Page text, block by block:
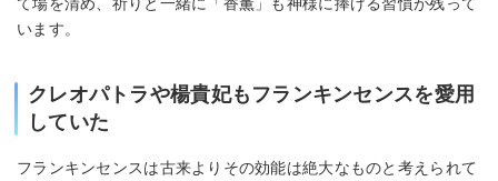
て場を清め、祈りと一緒に「香薫」も神様に捧げる習慣が残って
います。
クレオパトラや楊貴妃もフランキンセンスを愛用
していた
フランキンセンスは古来よりその効能は絶大なものと考えられて